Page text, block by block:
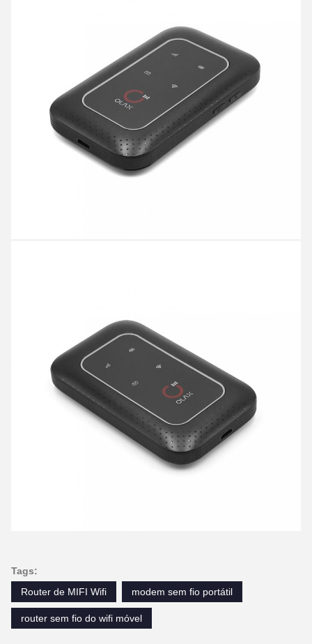
Tags:
Router de MIFI Wifi
modem sem fio portátil
router sem fio do wifi móvel